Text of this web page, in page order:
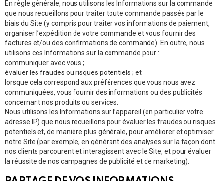
En règle générale, nous utilisons les Informations sur la commande
que nous recueillons pour traiter toute commande passée par le
biais du Site (y compris pour traiter vos informations de paiement,
organiser l’expédition de votre commande et vous fournir des
factures et/ou des confirmations de commande). En outre, nous
utilisons ces Informations sur la commande pour :
communiquer avec vous ;
évaluer les fraudes ou risques potentiels ; et
lorsque cela correspond aux préférences que vous nous avez
communiquées, vous fournir des informations ou des publicités
concernant nos produits ou services.
Nous utilisons les Informations sur l’appareil (en particulier votre
adresse IP) que nous recueillons pour évaluer les fraudes ou risques
potentiels et, de manière plus générale, pour améliorer et optimiser
notre Site (par exemple, en générant des analyses sur la façon dont
nos clients parcourent et interagissent avec le Site, et pour évaluer
la réussite de nos campagnes de publicité et de marketing).